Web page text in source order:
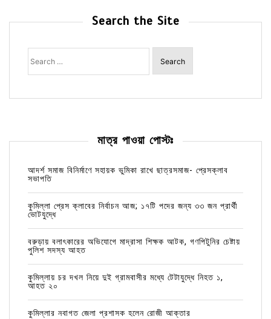
Search the Site
Search
for:
মাত্র পাওয়া পোস্টঃ
আদর্শ সমাজ বিনির্মাণে সহায়ক ভুমিকা রাখে ছাত্রসমাজ- প্রেসক্লাব
সভাপতি
কুমিল্লা প্রেস ক্লাবের নির্বাচন আজ; ১৭টি পদের জন্য ৩৩ জন প্রার্থী
ভোটযুদ্ধে
বরুড়ায় বলাৎকারের অভিযোগে মাদ্রাসা শিক্ষক আটক, গণপিটুনির চেষ্টায়
পুলিশ সদস্য আহত
কুমিল্লায় চর দখল নিয়ে দুই গ্রামবাসীর মধ্যে টেটাযুদ্ধে নিহত ১,
আহত ২০
কুমিল্লার নবাগত জেলা প্রশাসক হলেন রোজী আক্তার